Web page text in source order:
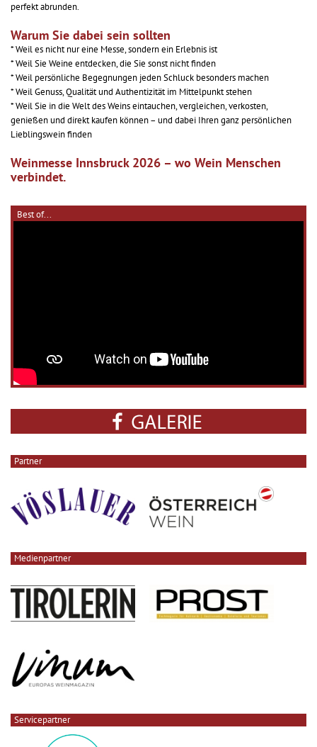
perfekt abrunden.
Warum Sie dabei sein sollten
* Weil es nicht nur eine Messe, sondern ein Erlebnis ist
* Weil Sie Weine entdecken, die Sie sonst nicht finden
* Weil persönliche Begegnungen jeden Schluck besonders machen
* Weil Genuss, Qualität und Authentizität im Mittelpunkt stehen
* Weil Sie in die Welt des Weins eintauchen, vergleichen, verkosten,
genießen und direkt kaufen können – und dabei Ihren ganz persönlichen
Lieblingswein finden
Weinmesse Innsbruck 2026 – wo Wein Menschen
verbindet.
Best of...
Partner
Medienpartner
Servicepartner